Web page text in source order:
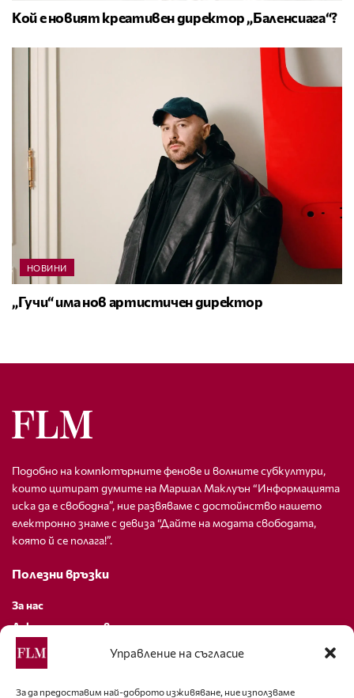
Управление на съгласие
За да предоставим най-доброто изживяване, ние използваме
Кой е новият креативен директор „Баленсиага“?
НОВИНИ
„Гучи“ има нов артистичен директор
Подобно на компютърните фенове и волните субкултури,
които цитират думите на Маршал Маклуън “Информацията
иска да е свободна”, ние развяваме с достойнство нашето
електронно знаме с девиза “Дайте на модата свободата,
която й се полага!”.
Полезни връзки
За нас
Декларация за поверителност
Политика за бисквитки
За контакти